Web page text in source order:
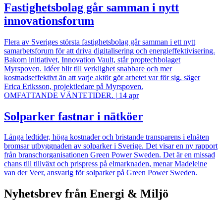
Fastighetsbolag går samman i nytt
innovationsforum
Flera av Sveriges största fastighetsbolag går samman i ett nytt
samarbetsforum för att driva digitalisering och energieffektivisering.
Bakom initiativet, Innovation Vault, står proptechbolaget
Myrspoven. Idéer blir till verklighet snabbare och mer
kostnadseffektivt än att varje aktör gör arbetet var för sig, säger
Erica Eriksson, projektledare på Myrspoven.
OMFATTANDE VÄNTETIDER. | 14 apr
Solparker fastnar i nätköer
Långa ledtider, höga kostnader och bristande transparens i elnäten
bromsar utbyggnaden av solparker i Sverige. Det visar en ny rapport
från branschorganisationen Green Power Sweden. Det är en missad
chans till tillväxt och prispress på elmarknaden, menar Madeleine
van der Veer, ansvarig för solparker på Green Power Sweden.
Nyhetsbrev från Energi & Miljö